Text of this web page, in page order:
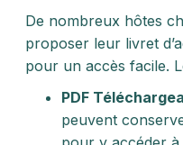
De nombreux hôtes
proposer leur livret
pour un accès facile.
PDF
peuvent